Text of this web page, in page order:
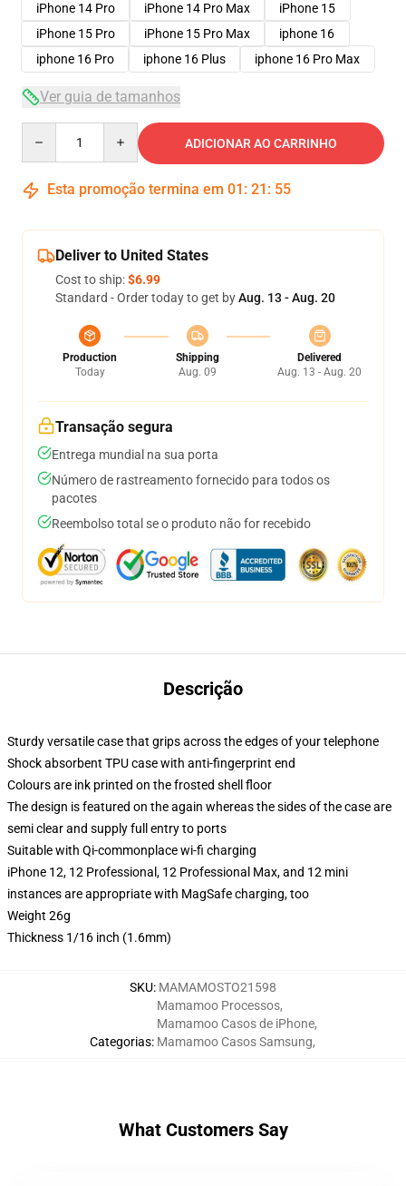
iPhone 14 Pro
iPhone 14 Pro Max
iPhone 15
iPhone 15 Pro
iPhone 15 Pro Max
iphone 16
iphone 16 Pro
iphone 16 Plus iphone 16 Pro Max
Ver guia de tamanhos
ADICIONAR AO CARRINHO
Esta promoção termina em 01 : 21 : 54
Deliver to United States
Cost to ship:$6.99
Standard - Order today to get byAug. 13 - Aug. 20
Production
Today
Shipping
Aug. 09
Delivered
Aug. 13 - Aug. 20
Transação segura
Entrega mundial na sua porta
Número de rastreamento fornecido para todos os
pacotes
Reembolso total se o produto não for recebido
Descrição
Sturdy versatile case that grips across the edges of your telephone
Shock absorbent TPU case with anti-fingerprint end
Colours are ink printed on the frosted shell floor
The design is featured on the again whereas the sides of the case are
semi clear and supply full entry to ports
Suitable with Qi-commonplace wi-fi charging
iPhone 12, 12 Professional, 12 Professional Max, and 12 mini
instances are appropriate with MagSafe charging, too
Weight 26g
Thickness 1/16 inch (1.6mm)
SKU: MAMAMOSTO21598
Categorias:
Mamamoo Processos,
Mamamoo Casos de iPhone,
Mamamoo Casos Samsung,
What Customers Say